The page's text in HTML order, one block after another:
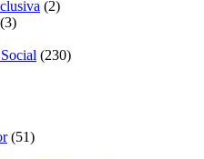
(2)
(230)
(51)